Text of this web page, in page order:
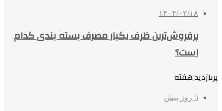
۱۴۰۴/۰۲/۱۸
پرفروش‌ترین ظرف یکبار مصرف بسته بندی کدام
است؟
پربازدید هفته
5 روز پیش